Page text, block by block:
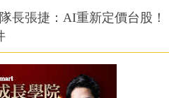
長張捷：AI重新定價台股！